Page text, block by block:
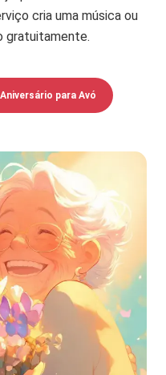
cria uma música ou
gratuitamente.
para Avó